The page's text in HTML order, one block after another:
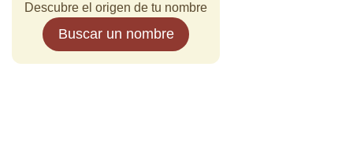
Descubre el origen de tu nombre
Buscar un nombre